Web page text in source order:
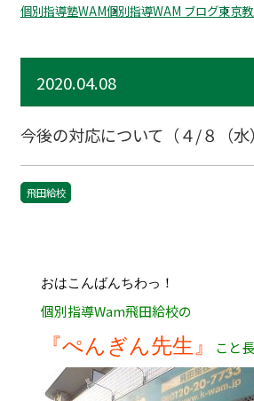
個別指導塾WAM個別指導WAM ブログ東京
2020.04.08
今後の対応について（４/８（水
飛田給校
おはこんばんちわっ！
個別指導Wam飛田給校の
『ぺんぎん先生』 こと